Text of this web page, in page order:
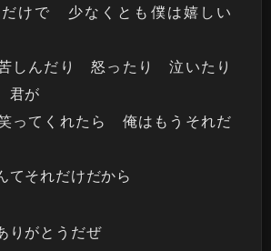
けで 少なくとも僕は嬉しい
しんだり 怒ったり 泣いたり
が
ってくれたら 俺はもうそれだ
てそれだけだから
がとうだぜ